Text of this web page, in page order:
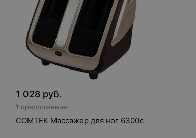
1 028 руб.
1 предложение
COMTEK Массажер для ног 6300c